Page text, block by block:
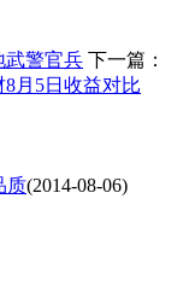
武警官兵 下一篇：
月5日收益对比
质(2014-08-06)